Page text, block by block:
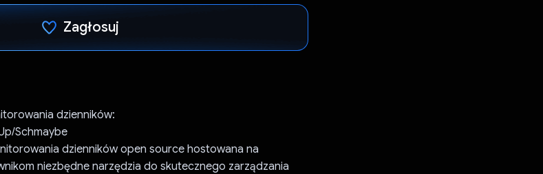
Zagłosuj
dzienników:
Schmaybe
dzienników open source hostowana na
niezbędne narzędzia do skutecznego zarządzania